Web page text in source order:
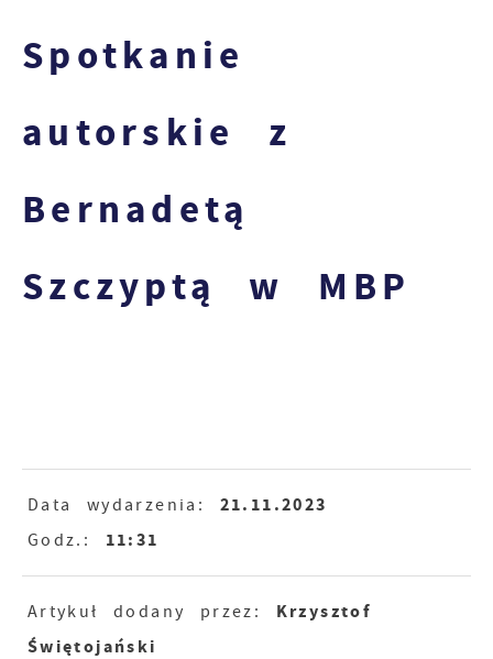
Spotkanie
autorskie z
Bernadetą
Szczyptą w MBP
Data wydarzenia: 21.11.2023
Godz.: 11:31
Artykuł dodany przez: Krzysztof
Świętojański